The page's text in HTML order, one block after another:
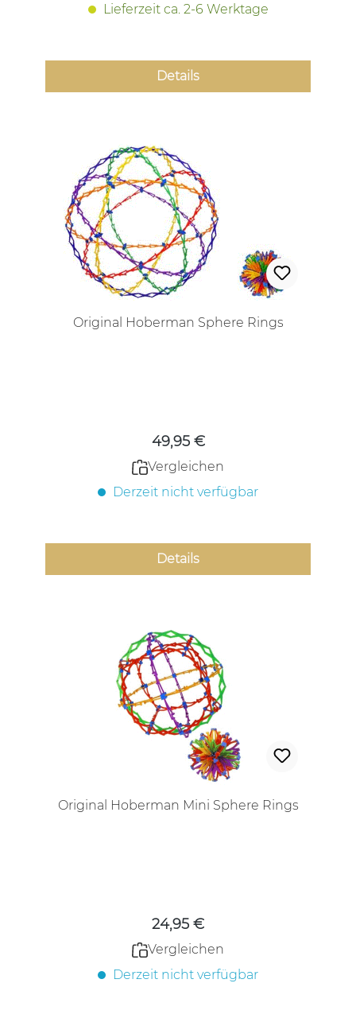
Lieferzeit ca. 2-6 Werktage
Details
Original Hoberman Sphere Rings
49,95 €
Vergleichen
Derzeit nicht verfügbar
Details
Original Hoberman Mini Sphere Rings
24,95 €
Vergleichen
Derzeit nicht verfügbar